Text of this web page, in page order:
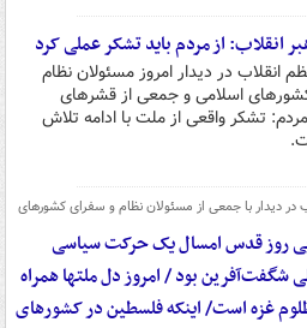
انقلاب: از مردم باید تشکر عملی کرد
انقلاب در دیدار امروز مسئولان نظام
اسلامی و جمعی از قشرهای
تشکر واقعی از ملت با ادامه تلاش
در دیدار با جمعی از مسئولان نظام و سفرای کشورهای
روز قدس امسال یک حرکت سیاسی
شگفت‌آفرین بود / امروز دل ملتها همراه
غزه است/ اینکه فلسطین در کشورهای